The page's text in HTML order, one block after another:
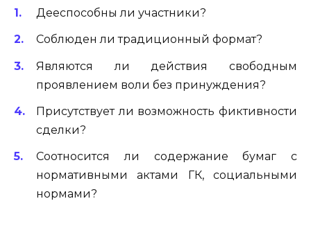
Дееспособны ли участники?
Соблюден ли традиционный формат?
Являются ли действия свободным
проявлением воли без принуждения?
Присутствует ли возможность фиктивности
сделки?
Соотносится ли содержание бумаг с
нормативными актами ГК, социальными
нормами?